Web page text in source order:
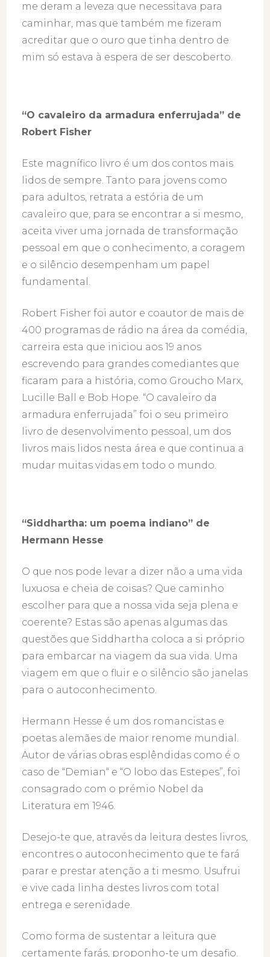
me deram a leveza que necessitava para
caminhar, mas que também me fizeram
acreditar que o ouro que tinha dentro de
mim só estava à espera de ser descoberto.
“O cavaleiro da armadura enferrujada” de
Robert Fisher
Este magnífico livro é um dos contos mais
lidos de sempre. Tanto para jovens como
para adultos, retrata a estória de um
cavaleiro que, para se encontrar a si mesmo,
aceita viver uma jornada de transformação
pessoal em que o conhecimento, a coragem
e o silêncio desempenham um papel
fundamental.
Robert Fisher foi autor e coautor de mais de
400 programas de rádio na área da comédia,
carreira esta que iniciou aos 19 anos
escrevendo para grandes comediantes que
ficaram para a história, como Groucho Marx,
Lucille Ball e Bob Hope. “O cavaleiro da
armadura enferrujada” foi o seu primeiro
livro de desenvolvimento pessoal, um dos
livros mais lidos nesta área e que continua a
mudar muitas vidas em todo o mundo.
“Siddhartha: um poema indiano” de
Hermann Hesse
O que nos pode levar a dizer não a uma vida
luxuosa e cheia de coisas? Que caminho
escolher para que a nossa vida seja plena e
coerente? Estas são apenas algumas das
questões que Siddhartha coloca a si próprio
para embarcar na viagem da sua vida. Uma
viagem em que o fluir e o silêncio são janelas
para o autoconhecimento.
Hermann Hesse é um dos romancistas e
poetas alemães de maior renome mundial.
Autor de várias obras esplêndidas como é o
caso de “Demian“ e “O lobo das Estepes”, foi
consagrado com o prémio Nobel da
Literatura em 1946.
Desejo-te que, através da leitura destes livros,
encontres o autoconhecimento que te fará
parar e prestar atenção a ti mesmo. Usufrui
e vive cada linha destes livros com total
entrega e serenidade.
Como forma de sustentar a leitura que
certamente farás, proponho-te um desafio.